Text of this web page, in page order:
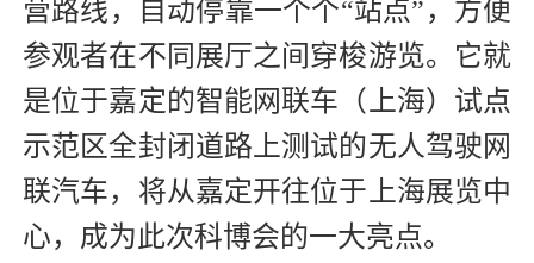
营路线，自动停靠一个个“站点”，方便
参观者在不同展厅之间穿梭游览。它就
是位于嘉定的智能网联车（上海）试点
示范区全封闭道路上测试的无人驾驶网
联汽车，将从嘉定开往位于上海展览中
心，成为此次科博会的一大亮点。